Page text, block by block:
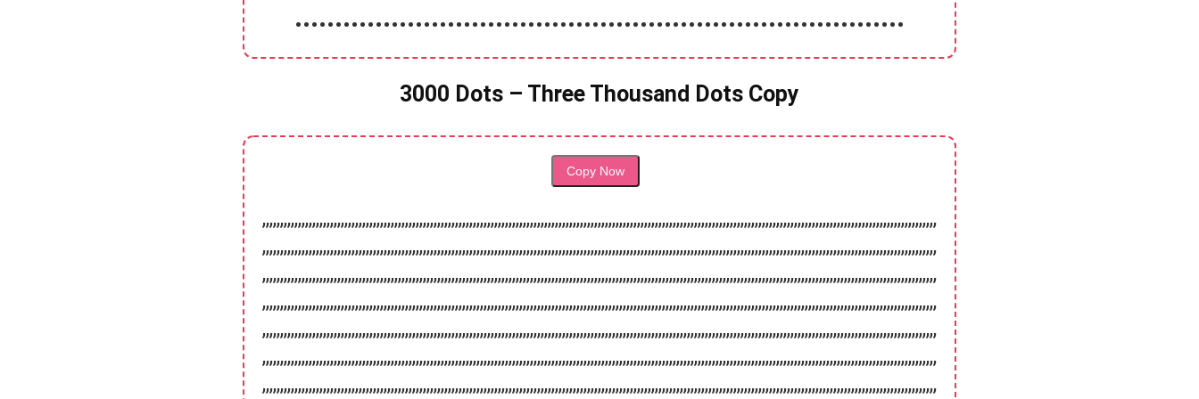
••••••••••••••••••••••••••••••••••••••••••••••••••••••••••••••••••••••••••••
3000 Dots – Three Thousand Dots Copy
Copy Now
,,,,,,,,,,,,,,,,,,,,,,,,,,,,,,,,,,,,,,,,,,,,,,,,,,,,,,,,,,,,,,,,,,,,,,,,,,,,,,,,,,,,,,,,,,,,,,,,,,,,,,,,,,,,,,,,,,,,,,,,,,,,,,,,,,,,,,,,,,,,,,,,,,,,,,,,,,,,,,,,,,,,,,,,,,,,,,,,,,,,,,,,,,,,,
,,,,,,,,,,,,,,,,,,,,,,,,,,,,,,,,,,,,,,,,,,,,,,,,,,,,,,,,,,,,,,,,,,,,,,,,,,,,,,,,,,,,,,,,,,,,,,,,,,,,,,,,,,,,,,,,,,,,,,,,,,,,,,,,,,,,,,,,,,,,,,,,,,,,,,,,,,,,,,,,,,,,,,,,,,,,,,,,,,,,,,,,,,,,,
,,,,,,,,,,,,,,,,,,,,,,,,,,,,,,,,,,,,,,,,,,,,,,,,,,,,,,,,,,,,,,,,,,,,,,,,,,,,,,,,,,,,,,,,,,,,,,,,,,,,,,,,,,,,,,,,,,,,,,,,,,,,,,,,,,,,,,,,,,,,,,,,,,,,,,,,,,,,,,,,,,,,,,,,,,,,,,,,,,,,,,,,,,,,,
,,,,,,,,,,,,,,,,,,,,,,,,,,,,,,,,,,,,,,,,,,,,,,,,,,,,,,,,,,,,,,,,,,,,,,,,,,,,,,,,,,,,,,,,,,,,,,,,,,,,,,,,,,,,,,,,,,,,,,,,,,,,,,,,,,,,,,,,,,,,,,,,,,,,,,,,,,,,,,,,,,,,,,,,,,,,,,,,,,,,,,,,,,,,,
,,,,,,,,,,,,,,,,,,,,,,,,,,,,,,,,,,,,,,,,,,,,,,,,,,,,,,,,,,,,,,,,,,,,,,,,,,,,,,,,,,,,,,,,,,,,,,,,,,,,,,,,,,,,,,,,,,,,,,,,,,,,,,,,,,,,,,,,,,,,,,,,,,,,,,,,,,,,,,,,,,,,,,,,,,,,,,,,,,,,,,,,,,,,,
,,,,,,,,,,,,,,,,,,,,,,,,,,,,,,,,,,,,,,,,,,,,,,,,,,,,,,,,,,,,,,,,,,,,,,,,,,,,,,,,,,,,,,,,,,,,,,,,,,,,,,,,,,,,,,,,,,,,,,,,,,,,,,,,,,,,,,,,,,,,,,,,,,,,,,,,,,,,,,,,,,,,,,,,,,,,,,,,,,,,,,,,,,,,,
,,,,,,,,,,,,,,,,,,,,,,,,,,,,,,,,,,,,,,,,,,,,,,,,,,,,,,,,,,,,,,,,,,,,,,,,,,,,,,,,,,,,,,,,,,,,,,,,,,,,,,,,,,,,,,,,,,,,,,,,,,,,,,,,,,,,,,,,,,,,,,,,,,,,,,,,,,,,,,,,,,,,,,,,,,,,,,,,,,,,,,,,,,,,,